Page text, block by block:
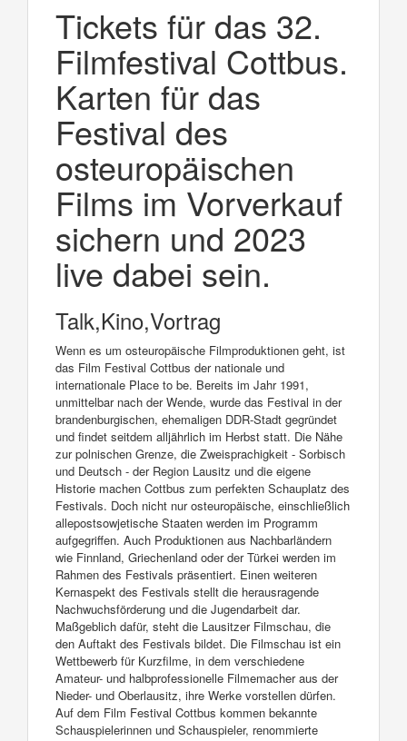
Tickets für das 32.
Filmfestival Cottbus.
Karten für das
Festival des
osteuropäischen
Films im Vorverkauf
sichern und 2023
live dabei sein.
Talk,Kino,Vortrag
Wenn es um osteuropäische Filmproduktionen geht, ist
das Film Festival Cottbus der nationale und
internationale Place to be. Bereits im Jahr 1991,
unmittelbar nach der Wende, wurde das Festival in der
brandenburgischen, ehemaligen DDR-Stadt gegründet
und findet seitdem alljährlich im Herbst statt. Die Nähe
zur polnischen Grenze, die Zweisprachigkeit - Sorbisch
und Deutsch - der Region Lausitz und die eigene
Historie machen Cottbus zum perfekten Schauplatz des
Festivals. Doch nicht nur osteuropäische, einschließlich
allepostsowjetische Staaten werden im Programm
aufgegriffen. Auch Produktionen aus Nachbarländern
wie Finnland, Griechenland oder der Türkei werden im
Rahmen des Festivals präsentiert. Einen weiteren
Kernaspekt des Festivals stellt die herausragende
Nachwuchsförderung und die Jugendarbeit dar.
Maßgeblich dafür, steht die Lausitzer Filmschau, die
den Auftakt des Festivals bildet. Die Filmschau ist ein
Wettbewerb für Kurzfilme, in dem verschiedene
Amateur- und halbprofessionelle Filmemacher aus der
Nieder- und Oberlausitz, ihre Werke vorstellen dürfen.
Auf dem Film Festival Cottbus kommen bekannte
Schauspielerinnen und Schauspieler, renommierte